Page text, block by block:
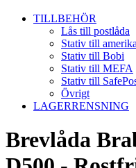
TILLBEHÖR
Lås till postlåda
Stativ till
Stativ till Bobi
Stativ till MEFA
Stativ till
Övrigt
LAGERRENSNING
Brevlåda